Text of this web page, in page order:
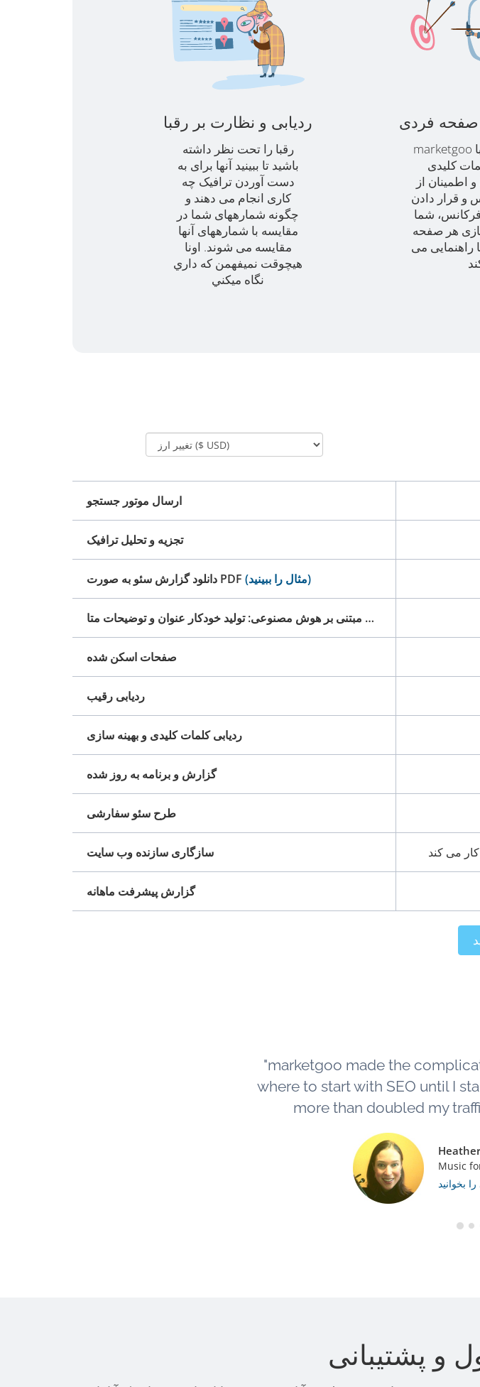
ردیابی و نظارت بر رقبا
رقبا را تحت نظر داشته
باشید تا ببینید آنها برای به
دست آوردن ترافیک چه
کاری انجام می دهند و
چگونه شمارههای شما در
مقایسه با شمارههای آنها
مقایسه می شوند. اونا
هيچوقت نميفهمن که داري
نگاه ميکني
صفحه فردی
marketgoo با تطبیق آن با
کلیدی
اطمینان از
قرار دادن
شما
هر صفحه
می
ارسال موتور جستجو
تجزیه و تحلیل ترافیک
دانلود گزارش سئو به صورت PDF (مثال را ببینید)
ویژگی های مبتنی بر هوش مصنوعی: تولید خودکار عنوان و توضیحات متا
صفحات اسکن شده
ردیابی رقیب
ردیابی کلمات کلیدی و بهینه سازی
گزارش و برنامه به روز شده
طرح سئو سفارشی
سازگاری سازنده وب سایت
گزارش پیشرفت ماهانه
می کند
"marketgoo made the
where to start with SEO until I
more than doubled my
Music
بخوانید
و پشتیبانی